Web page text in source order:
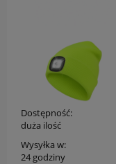
Dostępność:
duża ilość
Wysyłka w:
24 godziny